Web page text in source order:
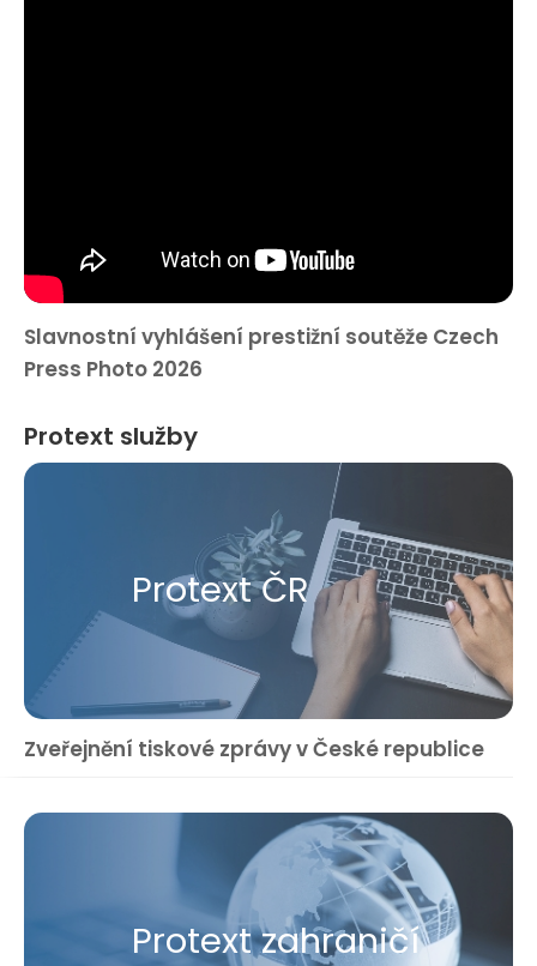
Slavnostní vyhlášení prestižní soutěže Czech
Press Photo 2026
Protext služby
Protext ČR
Zveřejnění tiskové zprávy v České republice
Protext zahraničí